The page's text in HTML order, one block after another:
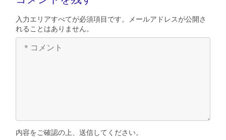
入力エリアすべてが必須項目です。メールアドレスが公開さ
れることはありません。
内容をご確認の上、送信してください。